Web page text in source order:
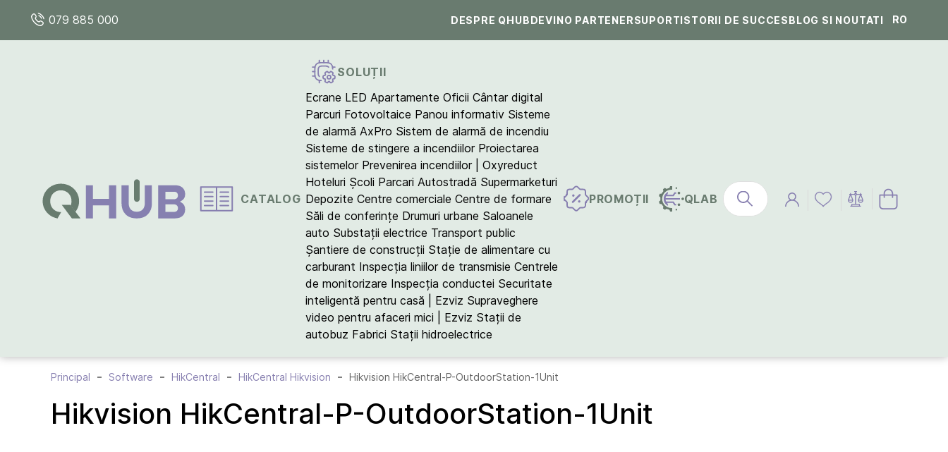
079 885 000 DESPRE QHUBDEVINO PARTENERSUPORTISTORII DE SUCCESBLOG SI NOUTATI RO
CATALOG
SOLUȚII
Ecrane LED Apartamente Oficii Cântar digital
Parcuri Fotovoltaice Panou informativ Sisteme
de alarmă AxPro Sistem de alarmă de incendiu
Sisteme de stingere a incendiilor Proiectarea
sistemelor Prevenirea incendiilor | Oxyreduct
Hoteluri Școli Parcari Autostradă Supermarketuri
Depozite Centre comerciale Centre de formare
Săli de conferințe Drumuri urbane Saloanele
auto Substații electrice Transport public
Șantiere de construcții Stație de alimentare cu
carburant Inspecția liniilor de transmisie Centrele
de monitorizare Inspecția conductei Securitate
inteligentă pentru casă | Ezviz Supraveghere
video pentru afaceri mici | Ezviz Stații de
autobuz Fabrici Stații hidroelectrice
PROMOȚII QLAB
Principal Software HikCentral HikCentral Hikvision Hikvision HikCentral-P-OutdoorStation-1Unit
Hikvision HikCentral-P-OutdoorStation-1Unit